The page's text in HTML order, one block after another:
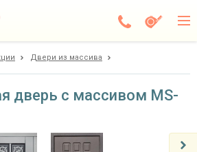
Двери из массива
дверь с массивом MS-